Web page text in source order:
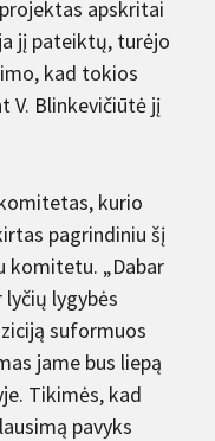
apskritai
jį pateiktų, turėjo
kad tokios
V. Blinkevičiūtė jį
kurio
pagrindiniu šį
komitetu. „Dabar
lygybės
suformuos
jame bus liepą
Tikimės, kad
pavyks